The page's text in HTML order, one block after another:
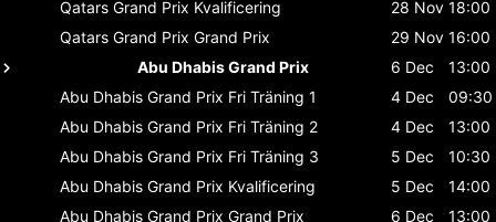
Qatars Grand Prix Kvalificering 28 Nov 18:00
Qatars Grand Prix Grand Prix 29 Nov 16:00
Abu Dhabis Grand Prix
6 Dec
13:00
Abu Dhabis Grand Prix Fri Träning 1 4 Dec
09:30
Abu Dhabis Grand Prix Fri Träning 2 4 Dec
13:00
Abu Dhabis Grand Prix Fri Träning 3 5 Dec
10:30
Abu Dhabis Grand Prix Kvalificering 5 Dec
14:00
Abu Dhabis Grand Prix Grand Prix 6 Dec
13:00